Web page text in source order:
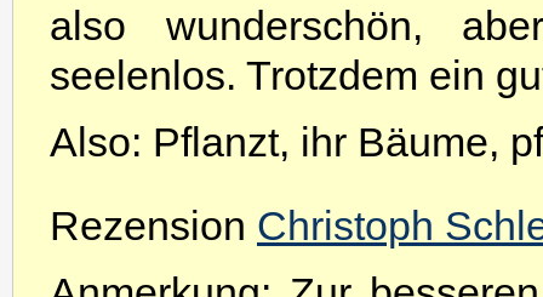
also wunderschön,
seelenlos. Trotzdem ein
Also: Pflanzt, ihr Bäume,
Rezension Christoph